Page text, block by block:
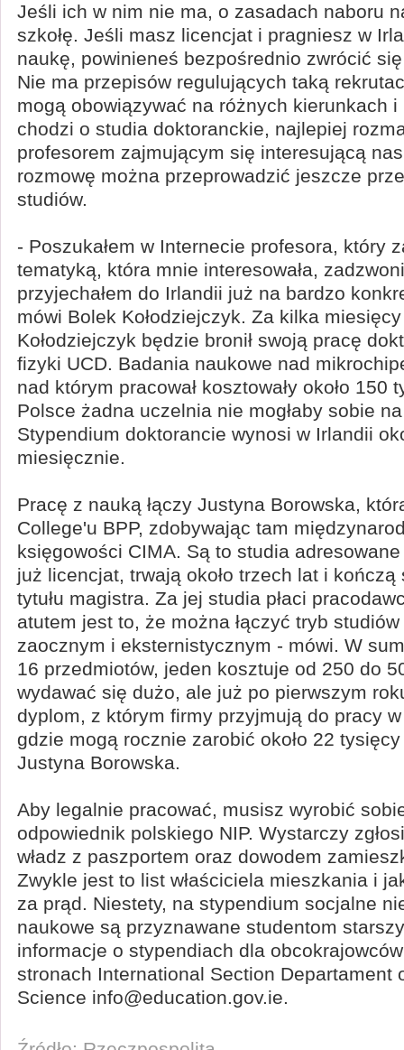
Jeśli ich w nim nie ma, o zasadach naboru
szkołę. Jeśli masz licencjat i pragniesz w
naukę, powinieneś bezpośrednio zwrócić
Nie ma przepisów regulujących taką
mogą obowiązywać na różnych kierunkach
chodzi o studia doktoranckie, najlepiej
profesorem zajmującym się interesującą
rozmowę można przeprowadzić jeszcze
studiów.
- Poszukałem w Internecie profesora, który
tematyką, która mnie interesowała,
przyjechałem do Irlandii już na bardzo
mówi Bolek Kołodziejczyk. Za kilka
Kołodziejczyk będzie bronił swoją pracę
fizyki UCD. Badania naukowe nad
nad którym pracował kosztowały około 150
Polsce żadna uczelnia nie mogłaby sobie
Stypendium doktorancie wynosi w Irlandii
miesięcznie.
Pracę z nauką łączy Justyna Borowska,
College'u BPP, zdobywając tam
księgowości CIMA. Są to studia
już licencjat, trwają około trzech lat i
tytułu magistra. Za jej studia płaci
atutem jest to, że można łączyć tryb
zaocznym i eksternistycznym - mówi. W
16 przedmiotów, jeden kosztuje od 250 do
wydawać się dużo, ale już po pierwszym
dyplom, z którym firmy przyjmują do pracy
gdzie mogą rocznie zarobić około 22
Justyna Borowska.
Aby legalnie pracować, musisz wyrobić
odpowiednik polskiego NIP. Wystarczy
władz z paszportem oraz dowodem
Zwykle jest to list właściciela mieszkania i
za prąd. Niestety, na stypendium socjalne
naukowe są przyznawane studentom
informacje o stypendiach dla
stronach International Section Departament
Science info@education.gov.ie.